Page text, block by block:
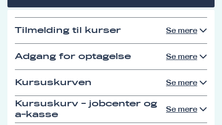
Tilmelding til kurser Se mere
Adgang for optagelse Se mere
Kursuskurven Se mere
Kursuskurv - jobcenter og
a-kasse
Se mere